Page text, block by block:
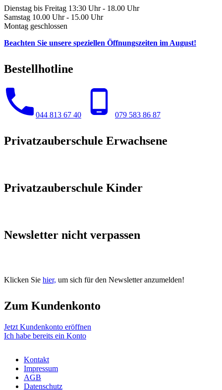
Dienstag bis Freitag 13:30 Uhr - 18.00 Uhr
Samstag 10.00 Uhr - 15.00 Uhr
Montag geschlossen
Beachten Sie unsere speziellen Öffnungszeiten im August!
Bestellhotline
044 813 67 40 079 583 86 87
Privatzauberschule Erwachsene
Privatzauberschule Kinder
Newsletter nicht verpassen
Klicken Sie hier, um sich für den Newsletter anzumelden!
Zum Kundenkonto
Jetzt Kundenkonto eröffnen
Ich habe bereits ein Konto
Kontakt
Impressum
AGB
Datenschutz